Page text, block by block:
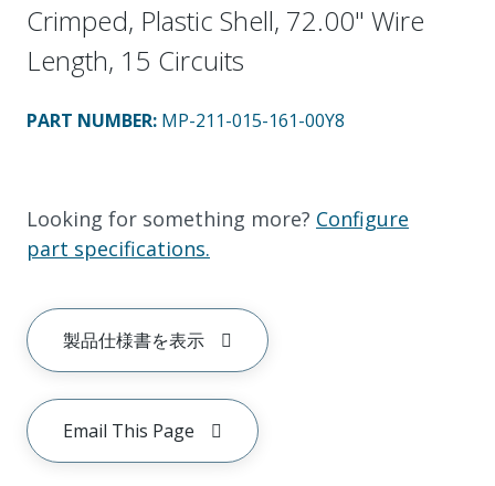
Crimped, Plastic Shell, 72.00" Wire
Length, 15 Circuits
PART NUMBER: MP-211-015-161-00Y8
Looking for something more? Configure
part specifications.
製品仕様書を表示
Email This Page